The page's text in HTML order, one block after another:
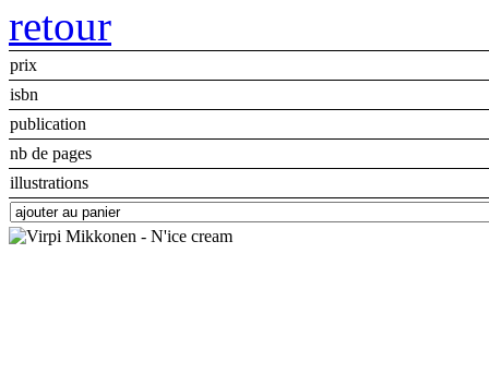
retour
prix
isbn
publication
nb de pages
illustrations